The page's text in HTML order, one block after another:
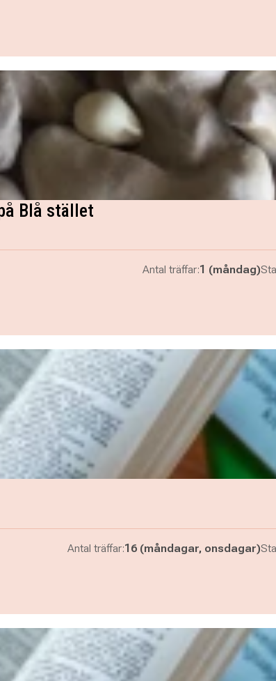
Blå stället
Antal träffar:1 (måndag)
Antal träffar:16 (måndagar, onsdagar)